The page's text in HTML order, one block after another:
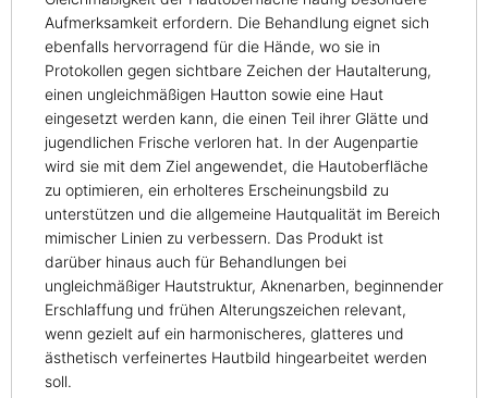
Aufmerksamkeit erfordern. Die Behandlung eignet sich
ebenfalls hervorragend für die Hände, wo sie in
Protokollen gegen sichtbare Zeichen der Hautalterung,
einen ungleichmäßigen Hautton sowie eine Haut
eingesetzt werden kann, die einen Teil ihrer Glätte und
jugendlichen Frische verloren hat. In der Augenpartie
wird sie mit dem Ziel angewendet, die Hautoberfläche
zu optimieren, ein erholteres Erscheinungsbild zu
unterstützen und die allgemeine Hautqualität im Bereich
mimischer Linien zu verbessern. Das Produkt ist
darüber hinaus auch für Behandlungen bei
ungleichmäßiger Hautstruktur, Aknenarben, beginnender
Erschlaffung und frühen Alterungszeichen relevant,
wenn gezielt auf ein harmonischeres, glatteres und
ästhetisch verfeinertes Hautbild hingearbeitet werden
soll.